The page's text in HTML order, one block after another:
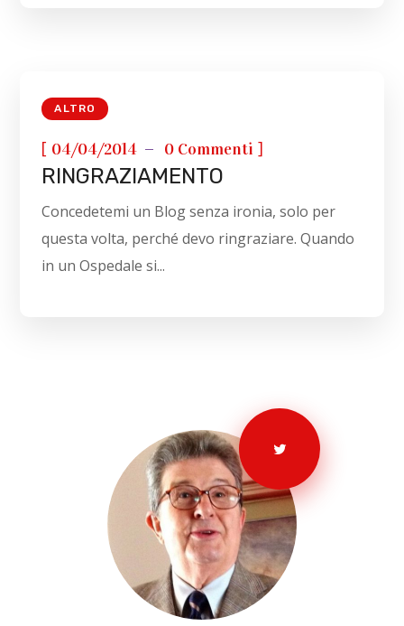
ALTRO
[ 04/04/2014 0 Commenti ]
RINGRAZIAMENTO
Concedetemi un Blog senza ironia, solo per
questa volta, perché devo ringraziare. Quando
in un Ospedale si...